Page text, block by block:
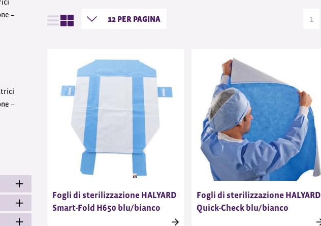
–
–
1
Fogli di sterilizzazione HALYARD
Smart-Fold H650 blu/bianco
Fogli di sterilizzazione HALYARD
Quick-Check blu/bianco